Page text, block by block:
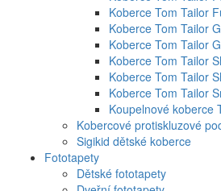
Koberce Tom Tailor
Koberce Tom Tailor
Koberce Tom Tailor
Koberce Tom Tailor
Koberce Tom Tailor
Koberce Tom Tailor
Koupelnové koberce
Kobercové protiskluzové
Sigikid dětské koberce
Fototapety
Dětské fototapety